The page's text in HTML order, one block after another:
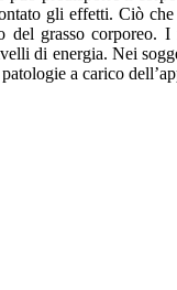
gli effetti. Ciò
del grasso
di energia. Nei
a carico